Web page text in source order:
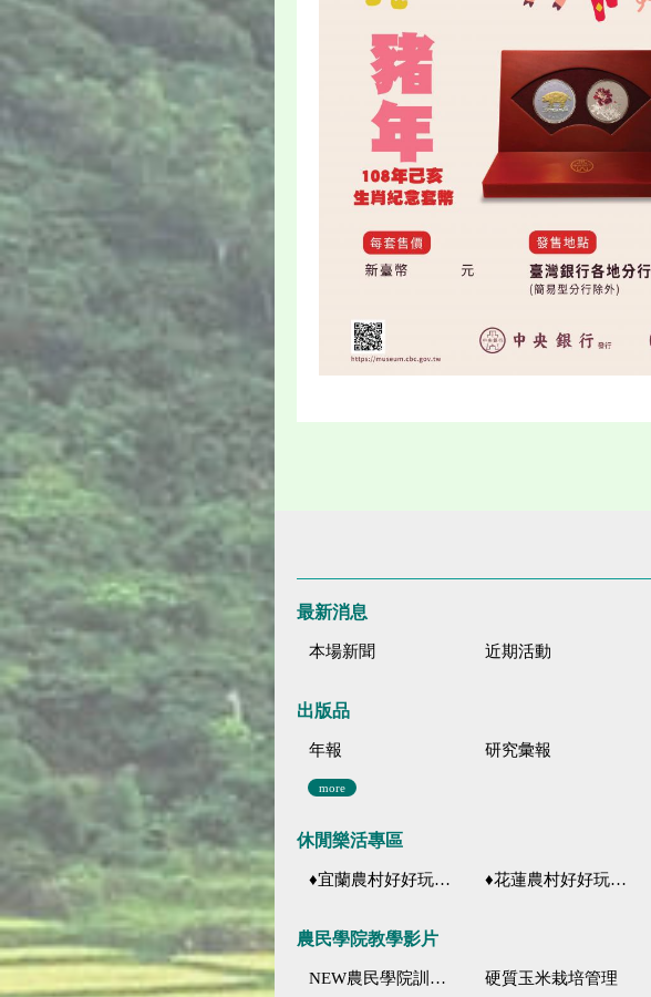
最新消息
本場新聞 近期活動
出版品
年報 研究彙報
more
休閒樂活專區
♦宜蘭農村好好玩 ♦「農、藝、山、水」四條遊程推薦 ♦花蓮農村好好玩♦「原、生、慢、活」四條遊程推薦
農民學院教學影片
NEW農民學院訓練影音分類 硬質玉米栽培管理